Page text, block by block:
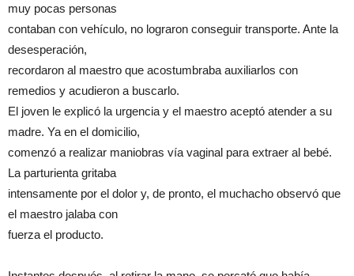
muy pocas personas
contaban con vehículo, no lograron conseguir transporte. Ante la
desesperación,
recordaron al maestro que acostumbraba auxiliarlos con
remedios y acudieron a buscarlo.
El joven le explicó la urgencia y el maestro aceptó atender a su
madre. Ya en el domicilio,
comenzó a realizar maniobras vía vaginal para extraer al bebé.
La parturienta gritaba
intensamente por el dolor y, de pronto, el muchacho observó que
el maestro jalaba con
fuerza el producto.